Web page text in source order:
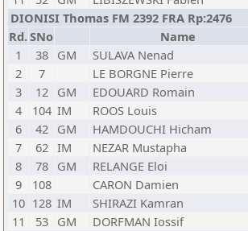
DIONISI Thomas FM 2392 FRA Rp:2476
Rd.SNo Name
1
38 GM SULAVA Nenad
2
7 LE BORGNE Pierre
3
12 GM EDOUARD Romain
4
104 IM ROOS Louis
6
42 GM HAMDOUCHI Hicham
7
62 IM NEZAR Mustapha
8
78 GM RELANGE Eloi
9
108 CARON Damien
10 128 IM SHIRAZI Kamran
11
53 GM DORFMAN Iossif